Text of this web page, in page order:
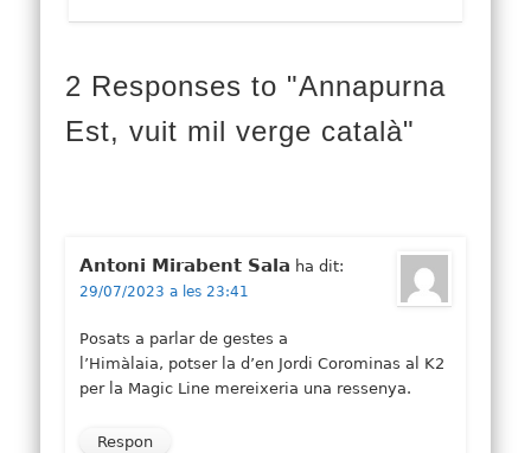
2 Responses to "Annapurna
Est, vuit mil verge català"
Antoni Mirabent Sala ha dit:
29/07/2023 a les 23:41
Posats a parlar de gestes a
l’Himàlaia, potser la d’en Jordi Corominas al K2
per la Magic Line mereixeria una ressenya.
Respon